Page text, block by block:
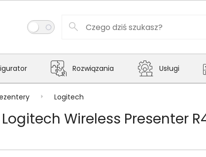
Rozwiązania Usługi
Logitech
Wireless Presenter